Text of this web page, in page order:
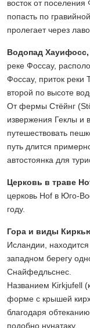
восток от
попасть по
пролегает через
Водопад
реке Фоссау,
Фоссау, приток реки
второй по высоте
От фермы Стёйнг
извержения Геклы и
путешествовать
путь длится
автостоянка для
Церковь в траве
церковь Hof в Юго-
году.
Гора и виды
Исландии,
западном берегу
Снайфедльснес.
Названием Kirkjufell
форме с крышей
благодаря
подобно нунатаку.